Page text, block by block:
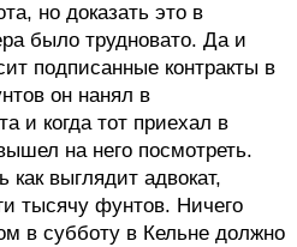
но доказать это в
было трудновато. Да и
подписанные контракты в
он нанял в
и когда тот приехал в
на него посмотреть.
выглядит адвокат,
тысячу фунтов. Ничего
в субботу в Кельне должно